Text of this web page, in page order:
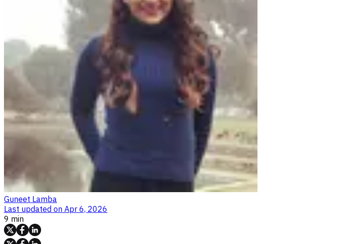
Guneet Lamba
Last updated on Apr 6, 2026
9 min